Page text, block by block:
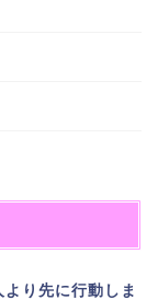
り先に行動しま